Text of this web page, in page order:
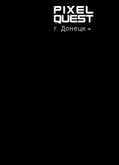
г. Донецк
г. Донецк